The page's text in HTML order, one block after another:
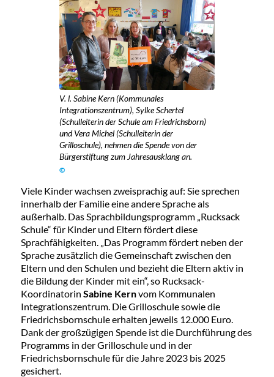
V. l. Sabine Kern (Kommunales
Integrationszentrum), Sylke Schertel
(Schulleiterin der Schule am Friedrichsborn)
und Vera Michel (Schulleiterin der
Grilloschule), nehmen die Spende von der
Bürgerstiftung zum Jahresausklang an.
©
Viele Kinder wachsen zweisprachig auf: Sie sprechen
innerhalb der Familie eine andere Sprache als
außerhalb. Das Sprachbildungsprogramm „Rucksack
Schule“ für Kinder und Eltern fördert diese
Sprachfähigkeiten. „Das Programm fördert neben der
Sprache zusätzlich die Gemeinschaft zwischen den
Eltern und den Schulen und bezieht die Eltern aktiv in
die Bildung der Kinder mit ein“, so Rucksack-
Koordinatorin Sabine Kernvom Kommunalen
Integrationszentrum. Die Grilloschule sowie die
Friedrichsbornschule erhalten jeweils 12.000 Euro.
Dank der großzügigen Spende ist die Durchführung des
Programms in der Grilloschule und in der
Friedrichsbornschule für die Jahre 2023 bis 2025
gesichert.